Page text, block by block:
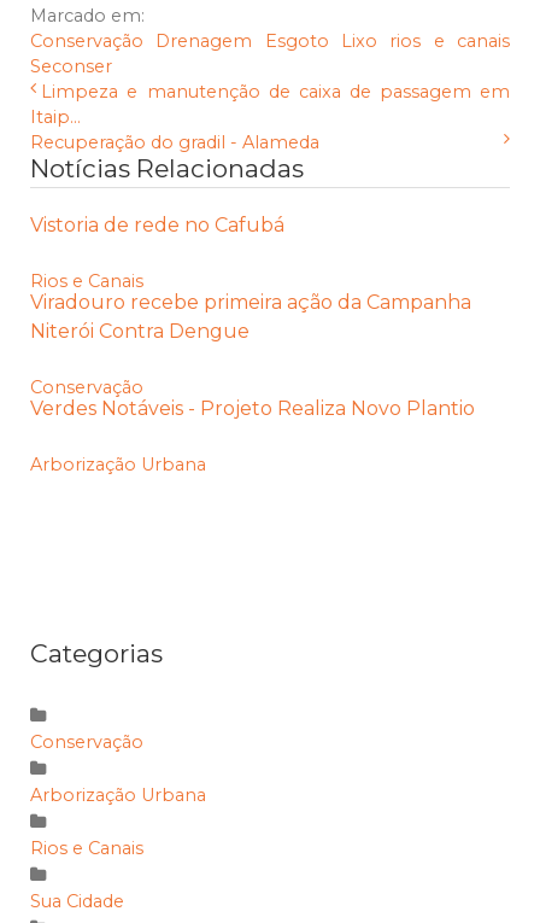
Marcado em:
Conservação
Drenagem Esgoto Lixo
rios e canais
Seconser
Limpeza e manutenção de caixa de passagem em
Itaip...
Recuperação do gradil - Alameda
Notícias Relacionadas
Vistoria de rede no Cafubá
Rios e Canais
Viradouro recebe primeira ação da Campanha
Niterói Contra Dengue
Conservação
Verdes Notáveis - Projeto Realiza Novo Plantio
Arborização Urbana
Categorias
Conservação
Arborização Urbana
Rios e Canais
Sua Cidade